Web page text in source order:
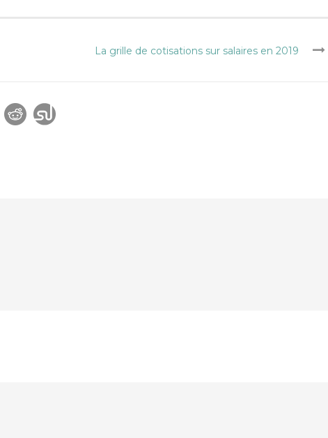
La grille de cotisations sur salaires en 2019